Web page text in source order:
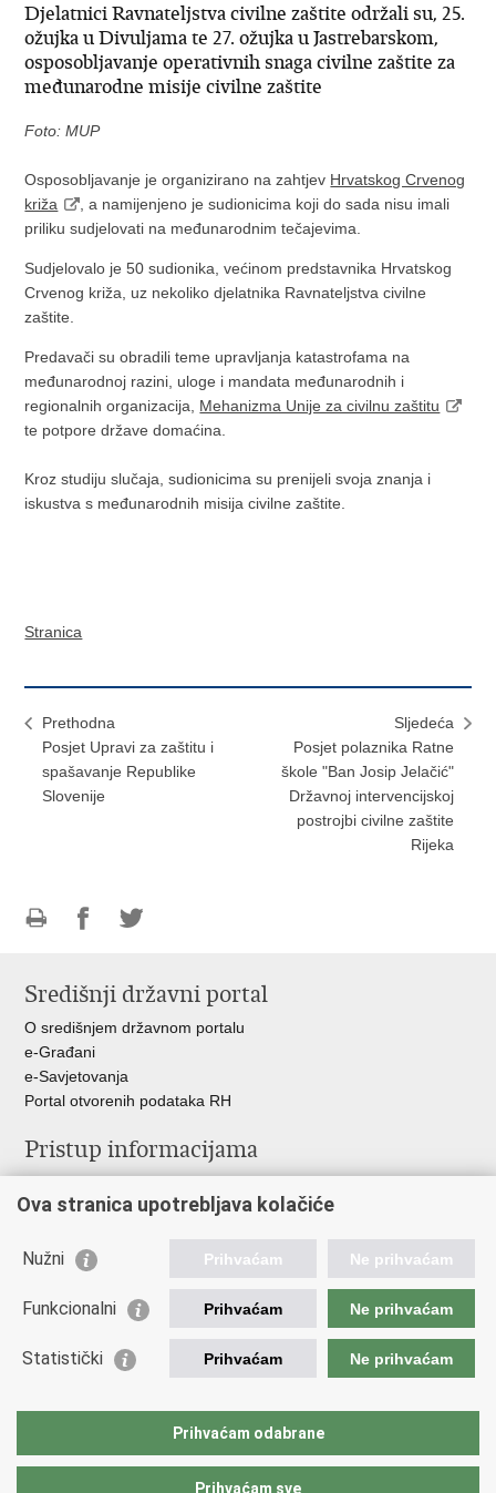
Djelatnici Ravnateljstva civilne zaštite održali su, 25.
ožujka u Divuljama te 27. ožujka u Jastrebarskom,
osposobljavanje operativnih snaga civilne zaštite za
međunarodne misije civilne zaštite
Foto: MUP
Osposobljavanje je organizirano na zahtjev Hrvatskog Crvenog
križa
, a namijenjeno je sudionicima koji do sada nisu imali
priliku sudjelovati na međunarodnim tečajevima.
Sudjelovalo je 50 sudionika, većinom predstavnika Hrvatskog
Crvenog križa, uz nekoliko djelatnika Ravnateljstva civilne
zaštite.
Predavači su obradili teme upravljanja katastrofama na
međunarodnoj razini, uloge i mandata međunarodnih i
regionalnih organizacija, Mehanizma Unije za civilnu zaštitu
te potpore države domaćina.
Kroz studiju slučaja, sudionicima su prenijeli svoja znanja i
iskustva s međunarodnih misija civilne zaštite.
Stranica
Prethodna
Posjet Upravi za zaštitu i
spašavanje Republike
Slovenije
Sljedeća
Posjet polaznika Ratne
škole "Ban Josip Jelačić"
Državnoj intervencijskoj
postrojbi civilne zaštite
Rijeka
FacebookuTwitteru
Središnji državni portal
O središnjem državnom portalu
e-Građani
e-Savjetovanja
Portal otvorenih podataka RH
Pristup informacijama
Savjetovanje
Zapošljavanje
Odnosi s javnošću
Važne poveznice
Ministarstvo unutarnjih poslova
Ova stranica upotrebljava kolačiće
Nužni Prihvaćam Ne prihvaćam
Funkcionalni Prihvaćam Ne prihvaćam
Statistički Prihvaćam Ne prihvaćam
Prihvaćam odabrane
Prihvaćam sve